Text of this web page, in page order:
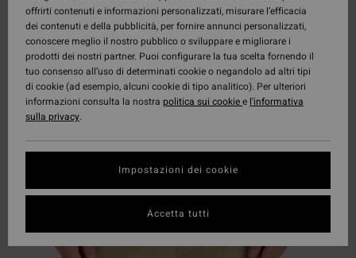
offrirti contenuti e informazioni personalizzati, misurare l’efficacia
dei contenuti e della pubblicità, per fornire annunci personalizzati,
conoscere meglio il nostro pubblico o sviluppare e migliorare i
prodotti dei nostri partner. Puoi configurare la tua scelta fornendo il
tuo consenso all’uso di determinati cookie o negandolo ad altri tipi
di cookie (ad esempio, alcuni cookie di tipo analitico). Per ulteriori
informazioni consulta la nostra politica sui cookiee l'informativa
sulla privacy.
Impostazioni dei cookie
Accetta tutti